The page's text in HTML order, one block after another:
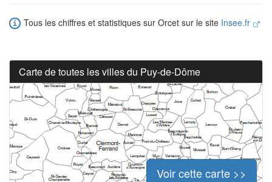
Tous les chiffres et statistiques sur Orcet sur le site Insee.fr
Carte de toutes les villes du Puy-de-Dôme
Voir cette carte >>